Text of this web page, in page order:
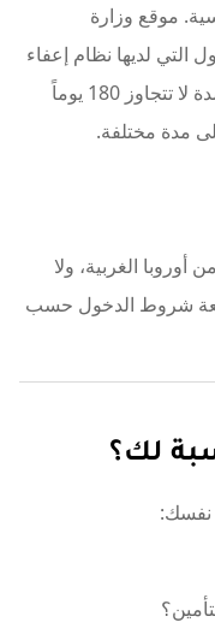
موقع وزارة
التي لديها نظام إعفاء
من التأشيرة يمكنهم البقاء في أرمينيا لمدة لا تتجاوز 180 يوماً
مدة مختلفة.
أوروبا الغربية، ولا
شروط الدخول حسب
لك؟
نفسك: